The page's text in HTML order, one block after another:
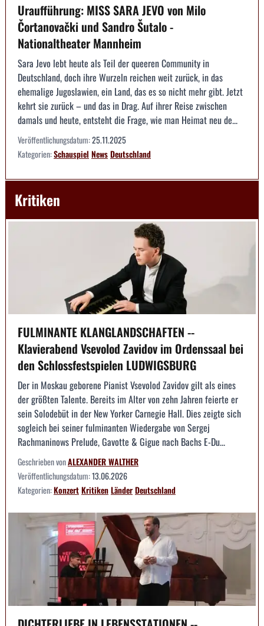
Uraufführung: MISS SARA JEVO von Milo
Čortanovački und Sandro Šutalo -
Nationaltheater Mannheim
Sara Jevo lebt heute als Teil der queeren Community in
Deutschland, doch ihre Wurzeln reichen weit zurück, in das
ehemalige Jugoslawien, ein Land, das es so nicht mehr gibt. Jetzt
kehrt sie zurück – und das in Drag. Auf ihrer Reise zwischen
damals und heute, entsteht die Frage, wie man Heimat neu de...
Veröffentlichungsdatum:25.11.2025
Kategorien:Schauspiel NewsDeutschland
Kritiken
FULMINANTE KLANGLANDSCHAFTEN --
Klavierabend Vsevolod Zavidov im Ordenssaal bei
den Schlossfestspielen LUDWIGSBURG
Der in Moskau geborene Pianist Vsevolod Zavidov gilt als eines
der größten Talente. Bereits im Alter von zehn Jahren feierte er
sein Solodebüt in der New Yorker Carnegie Hall. Dies zeigte sich
sogleich bei seiner fulminanten Wiedergabe von Sergej
Rachmaninows Prelude, Gavotte & Gigue nach Bachs E-Du...
Geschrieben vonALEXANDER WALTHER
Veröffentlichungsdatum:13.06.2026
Kategorien:KonzertKritikenLänderDeutschland